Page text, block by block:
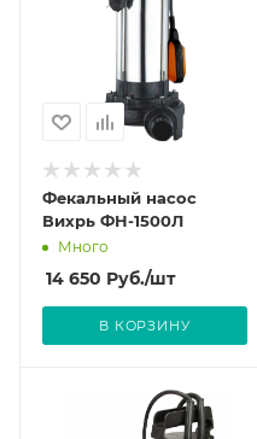
Фекальный насос
Вихрь ФН-1500Л
Много
14 650 Руб./шт
В КОРЗИНУ